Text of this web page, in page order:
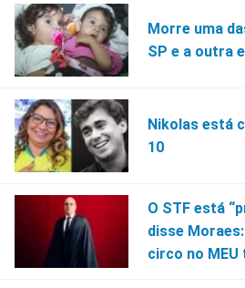
Morre uma
SP e a outra
Nikolas está
10
O STF está
disse
circo no MEU